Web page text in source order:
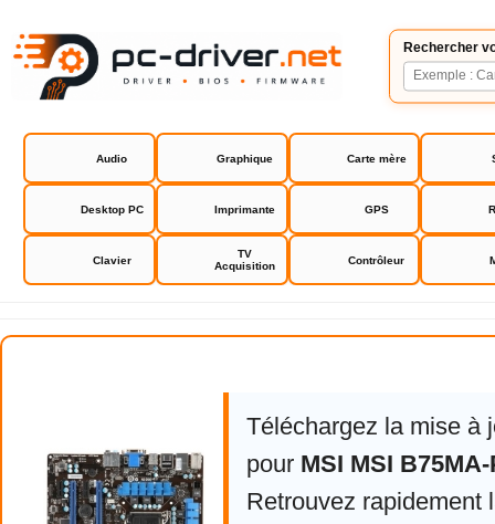
Rechercher
Audio Graphique Carte mère
Desktop PC Imprimante GPS
Clavier
TV
Acquisition
Contrôleur
MSI MSI B75MA-P45 bios
Téléchargez la mise à
pour MSI MSI
Retrouvez rapidement